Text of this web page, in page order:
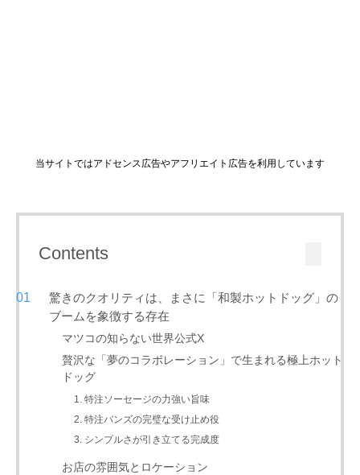
当サイトではアドセンス広告やアフリエイト広告を利用しています
Contents
驚きのクオリティは、まさに「和製ホットドッグ」の
ブームを象徴する存在
マツコの知らない世界公式X
贅沢な「夢のコラボレーション」で生まれる極上ホット
ドッグ
1. 特注ソーセージの力強い旨味
2. 特注バンズの完璧な受け止め役
3. シンプルさが引き立てる完成度
お店の雰囲気とロケーション